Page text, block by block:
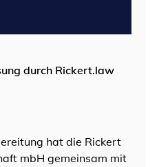
durch Rickert.law
hat die Rickert
mbH gemeinsam mit